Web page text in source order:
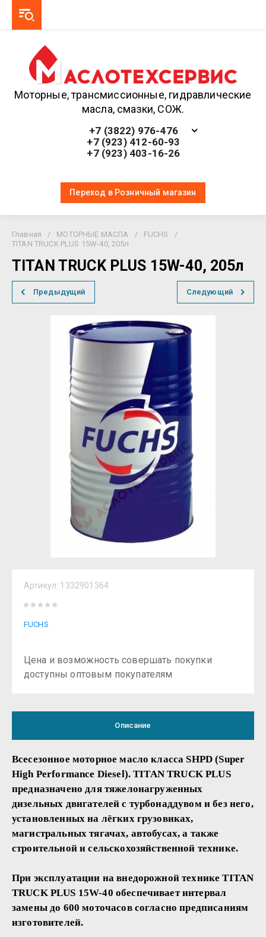
Моторные, трансмиссионные, гидравлические
масла, смазки, СОЖ.
+7 (3822) 976-476
+7 (923) 412-60-93
+7 (923) 403-16-26
Переход в Розничный магазин
Главная / МОТОРНЫЕ МАСЛА / FUCHS
/
TITAN TRUCK PLUS 15W-40, 205л
TITAN TRUCK PLUS 15W-40, 205л
Предыдущий Следующий
Артикул: 1332901364
FUCHS
Цена и возможность совершать покупки
доступны оптовым покупателям
Описание
Всесезонное моторное масло класса SHPD (Super
High Performance Diesel). TITAN TRUCK PLUS
предназначено для тяжелонагруженных
дизельных двигателей с турбонаддувом и без него,
установленных на лёгких грузовиках,
магистральных тягачах, автобусах, а также
строительной и сельскохозяйственной технике.
При эксплуатации на внедорожной технике TITAN
TRUCK PLUS 15W-40 обеспечивает интервал
замены до 600 моточасов согласно предписаниям
изготовителей.